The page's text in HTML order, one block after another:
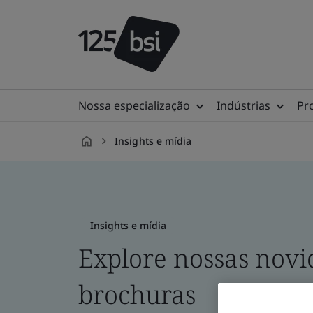
Nossa especialização Indústrias
Insights e mídia
Insights e mídia
Explore nossas
brochuras